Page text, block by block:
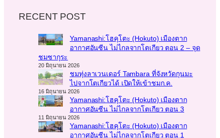
RECENT POST
Yamanashi:โฮคุโตะ (Hokuto) เมืองตาก
อากาศอันซีน ไม่ไกลจากโตเกียว ตอน 2 – จุด
ชมซากุระ
20 มิถุนายน 2026
ชมทุ่งลาเวนเดอร์ Tambara ที่จังหวัดกุนมะ
ไปจากโตเกียวได้ เปิดให้เข้าชมก.ค.
16 มิถุนายน 2026
Yamanashi:โฮคุโตะ (Hokuto) เมืองตาก
อากาศอันซีน ไม่ไกลจากโตเกียว ตอน 3
11 มิถุนายน 2026
Yamanashi:โฮคุโตะ (Hokuto) เมืองตาก
อากาศอันซีน ไม่ไกลจากโตเกียว ตอน 1